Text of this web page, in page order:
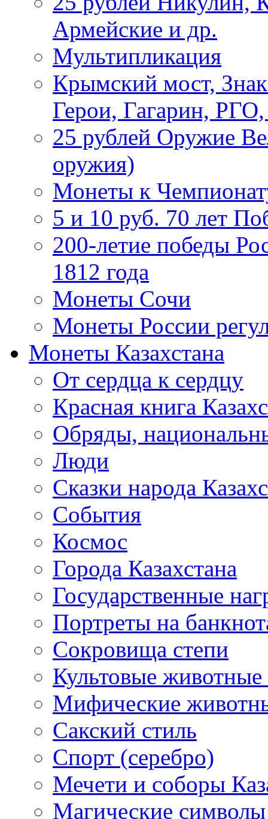
Армейские и др.
Мультипликация
Крымский мост,
Герои, Гагарин,
25 рублей Оружие
оружия)
Монеты к
5 и 10 руб. 70 лет
200-летие победы
1812 года
Монеты Сочи
Монеты России
Монеты Казахстана
От сердца к сердцу
Красная книга
Обряды,
Люди
Сказки народа
События
Космос
Города Казахстана
Государственные
Портреты на
Сокровища степи
Культовые
Мифические
Сакский стиль
Спорт (серебро)
Мечети и соборы
Магические символы